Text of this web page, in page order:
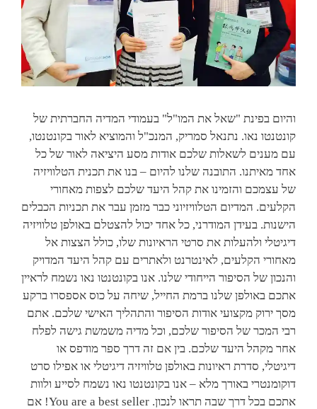
והיום בפינת "שאל את המו"ל" בעמודי המדיה החברתית של
קונטנטו נאו. נתנאל סמריק, המנכ"ל והמוציא לאור בקונטנטו,
עם מענים לשאלות שלכם אודות מסע היציאה לאור של כל
אחד מאיתנו. התובנה שלנו להיום – בנו את תכנית הטלוויזיה
של עצמכם והזמינו את קהל היעד שלכם לצפות מאחורי
הקלעים. המדיום הטלוויזיוני כבר מזמן עבר את תכניות הכבלים
הישנות. בעידן המודרני, כל אחד יכול להצטלם באולפן טלוויזיה
דיגיטלי ולהעלות את סרטי הראיונות שלו, כולל הצצות אל
מאחורי הקלעים, לאינטרנט ולאתרים עם קהל היעד המדויק
והנכון של הסיפור הייחודי שלנו. אנו בקונטנטו נאו נשמח לראיין
אתכם באולפן שלנו ברמת החייל, שיחה על כוס אספסרו ברקע
מסך ירוק מקצועי אודות הסיפור והתהליך האישי שלכם. אתם
רבי המכר של הסיפור שלכם, וכל מדיה משמשת גישה לפלח
אחר מקהל היעד שלכם. בין אם זה דרך ספר מודפס או
דיגיטלי, סדרת ראיונות באולפן טלוויזיה דיגיטלי או אפילו סרט
דוקומנטרי באורך מלא – אנו בקונטנטו נאו נשמח לסייע ולוות
אתכם בכל דרך שבה תראו לנכון. You are a best seller! אם